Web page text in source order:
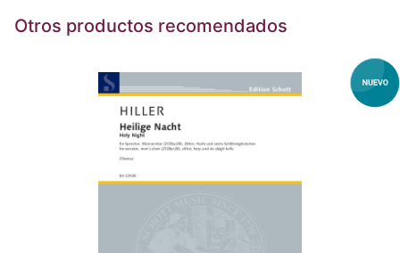
Otros productos recomendados